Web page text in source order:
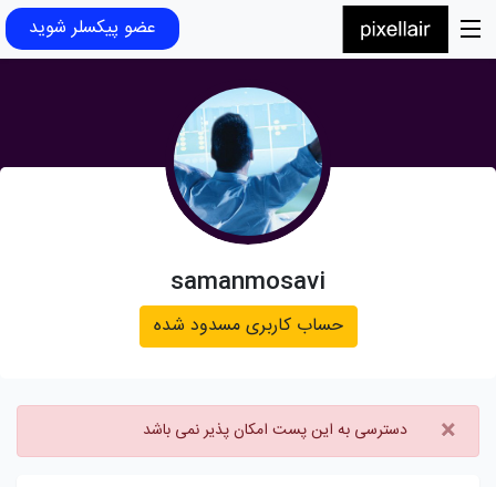
عضو پیکسلر شوید
samanmosavi
حساب کاربری مسدود شده
× دسترسی به این پست امکان پذیر نمی باشد